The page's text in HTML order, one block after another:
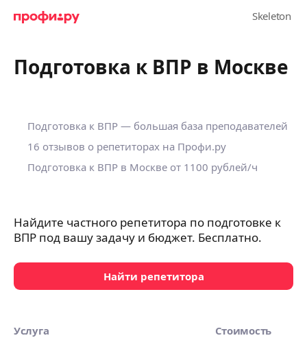
Подготовка к ВПР в Москве
Подготовка к ВПР — большая база преподавателей
16 отзывов о репетиторах на Профи.ру
Подготовка к ВПР в Москве от 1100 рублей/ч
Найдите частного репетитора по подготовке к
ВПР под вашу задачу и бюджет. Бесплатно.
Найти репетитора
Услуга Стоимость